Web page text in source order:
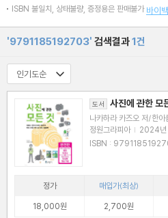
ISBN 불일치, 상태불량, 증정용은 판매불가 바이
'9791185192703' 검색결과1건
도서 사진에 관한 모
나카하라 카즈오 저/한아
정원그라피아 | 2024년
정가 매입가(최상)
18,000원
2,700원